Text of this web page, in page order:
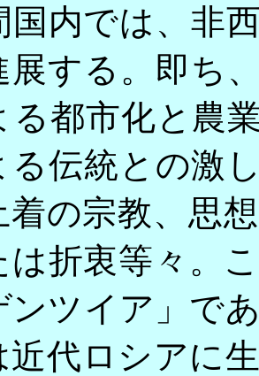
内では、非
展する。即ち
る都市化と農
る伝統との激
着の宗教、思
は折衷等々。
ンツイア」で
近代ロシアに